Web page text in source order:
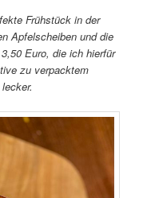
Frühstück in der
Apfelscheiben und die
Euro, die ich hierfür
zu verpacktem